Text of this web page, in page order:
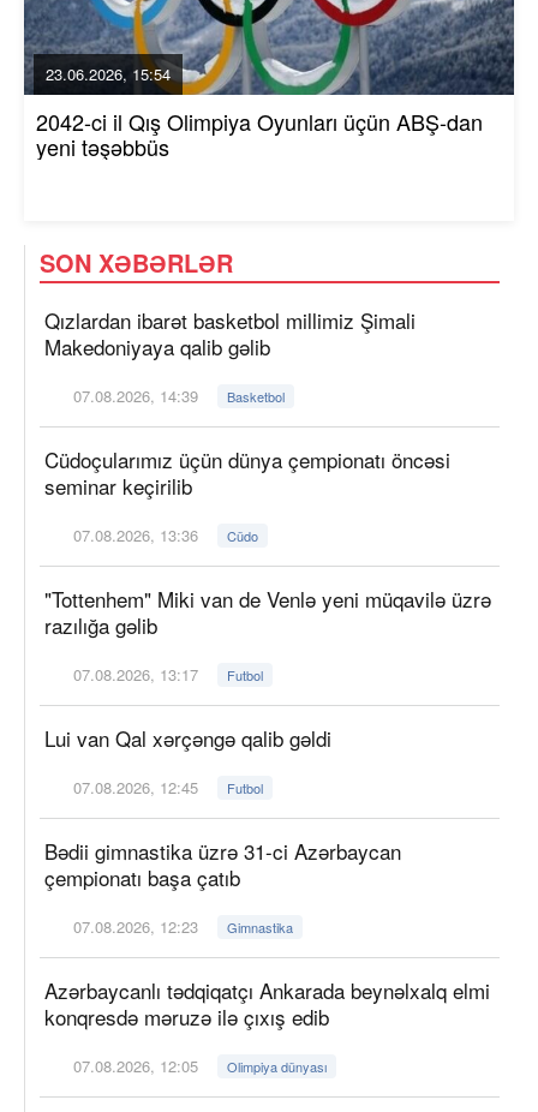
23.06.2026, 15:54
2042-ci il Qış Olimpiya Oyunları üçün ABŞ-dan
yeni təşəbbüs
SON XƏBƏRLƏR
Qızlardan ibarət basketbol millimiz Şimali
Makedoniyaya qalib gəlib
07.08.2026, 14:39 Basketbol
Cüdoçularımız üçün dünya çempionatı öncəsi
seminar keçirilib
07.08.2026, 13:36 Cüdo
"Tottenhem" Miki van de Venlə yeni müqavilə üzrə
razılığa gəlib
07.08.2026, 13:17 Futbol
Lui van Qal xərçəngə qalib gəldi
07.08.2026, 12:45 Futbol
Bədii gimnastika üzrə 31-ci Azərbaycan
çempionatı başa çatıb
07.08.2026, 12:23 Gimnastika
Azərbaycanlı tədqiqatçı Ankarada beynəlxalq elmi
konqresdə məruzə ilə çıxış edib
07.08.2026, 12:05 Olimpiya dünyası